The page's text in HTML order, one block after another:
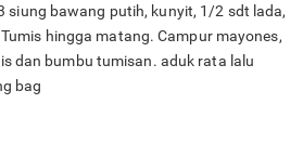
siung bawang putih, kunyit, 1/2 sdt lada,
hingga matang. Campur mayones,
dan bumbu tumisan. aduk rata lalu
bag